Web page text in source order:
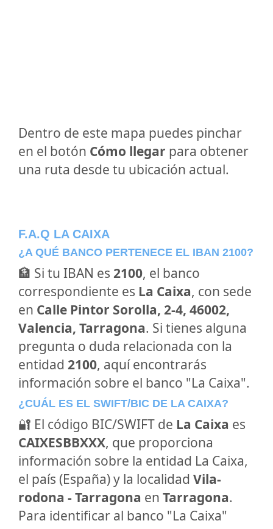
Dentro de este mapa puedes pinchar
en el botón Cómo llegar para obtener
una ruta desde tu ubicación actual.
F.A.Q LA CAIXA
¿A QUÉ BANCO PERTENECE EL IBAN 2100?
🏦 Si tu IBAN es 2100, el banco
correspondiente es La Caixa, con sede
en Calle Pintor Sorolla, 2-4, 46002,
Valencia, Tarragona. Si tienes alguna
pregunta o duda relacionada con la
entidad 2100, aquí encontrarás
información sobre el banco "La Caixa".
¿CUÁL ES EL SWIFT/BIC DE LA CAIXA?
🔐 El código BIC/SWIFT de La Caixa es
CAIXESBBXXX, que proporciona
información sobre la entidad La Caixa,
el país (España) y la localidad Vila-
rodona - Tarragona en Tarragona.
Para identificar al banco "La Caixa"